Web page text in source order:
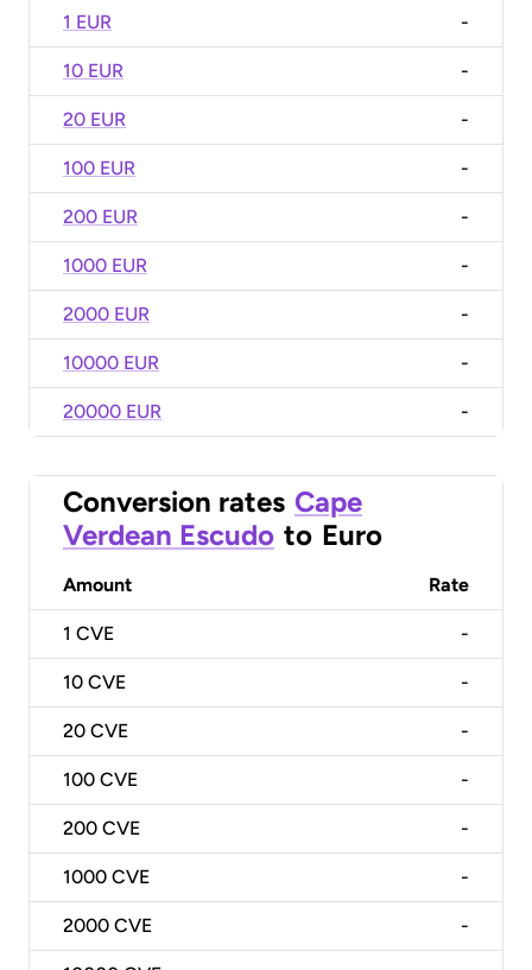
1 EUR -
10 EUR -
20 EUR -
100 EUR -
200 EUR -
1000 EUR -
2000 EUR -
10000 EUR -
20000 EUR -
Conversion rates Cape
Verdean Escudo to Euro
Amount Rate
1 CVE -
10 CVE -
20 CVE -
100 CVE -
200 CVE -
1000 CVE -
2000 CVE -